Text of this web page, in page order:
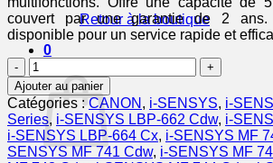
Retour à la boutique
0
couvert par une garantie de 2 ans.
disponible pour un service rapide et
quantité
de
3018C004
/
055
H
Ajouter au panier
Catégories :CANON , i-SENSYS, i-
Series, i-SENSYS LBP-662 Cdw, i-
i-SENSYS LBP-664 Cx, i-SENSYS MF
SENSYS MF 741 Cdw, i-SENSYS MF